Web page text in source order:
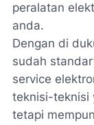
peralatan
anda.
Dengan di
sudah
service
teknisi-teknisi
tetapi